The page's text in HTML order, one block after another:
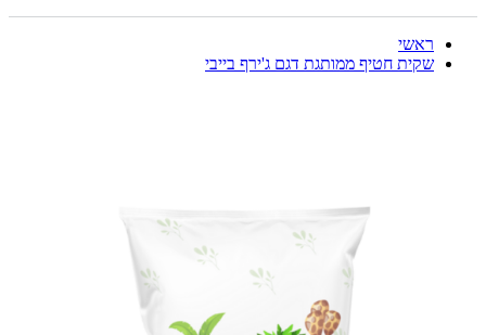
ראשי
שקית חטיף ממותגת דגם ג'ירף בייבי